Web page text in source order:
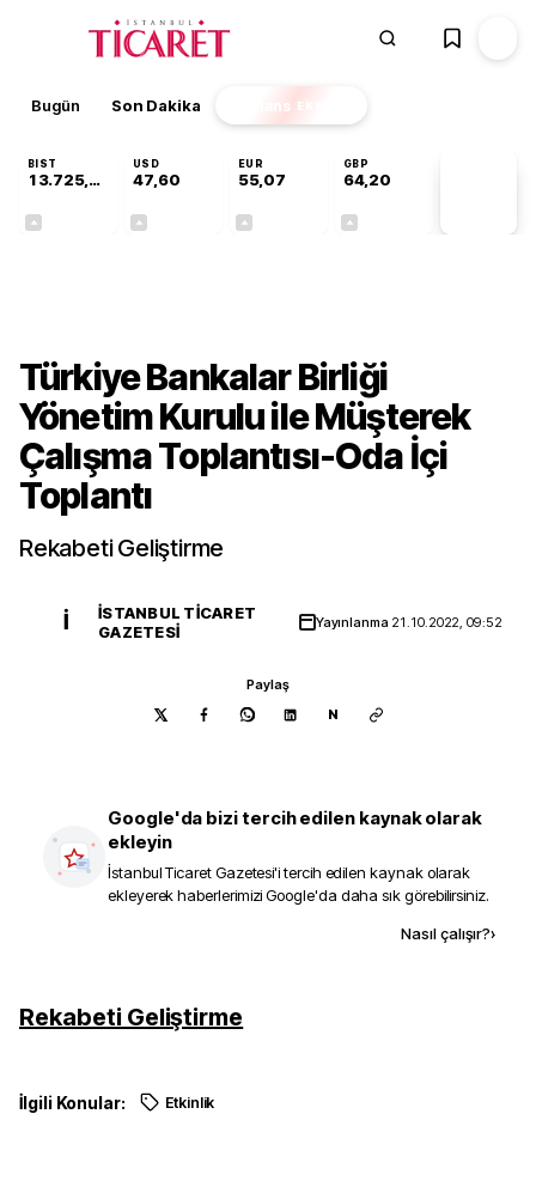
Bugün Son Dakika Finans EKSTRA
BIST
13.725,43
USD
47,60
EUR
55,07
GBP
64,20
Türkiye Bankalar Birliği
Yönetim Kurulu ile Müşterek
Çalışma Toplantısı-Oda İçi
Toplantı
Rekabeti Geliştirme
İ
İSTANBUL TICARET
GAZETESI
Yayınlanma 21.10.2022, 09:52
Paylaş
N
Google'da bizi tercih edilen kaynak olarak
ekleyin
İstanbul Ticaret Gazetesi'i tercih edilen kaynak olarak
ekleyerek haberlerimizi Google'da daha sık görebilirsiniz.
Nasıl çalışır?›
Rekabeti Geliştirme
İlgili Konular: Etkinlik